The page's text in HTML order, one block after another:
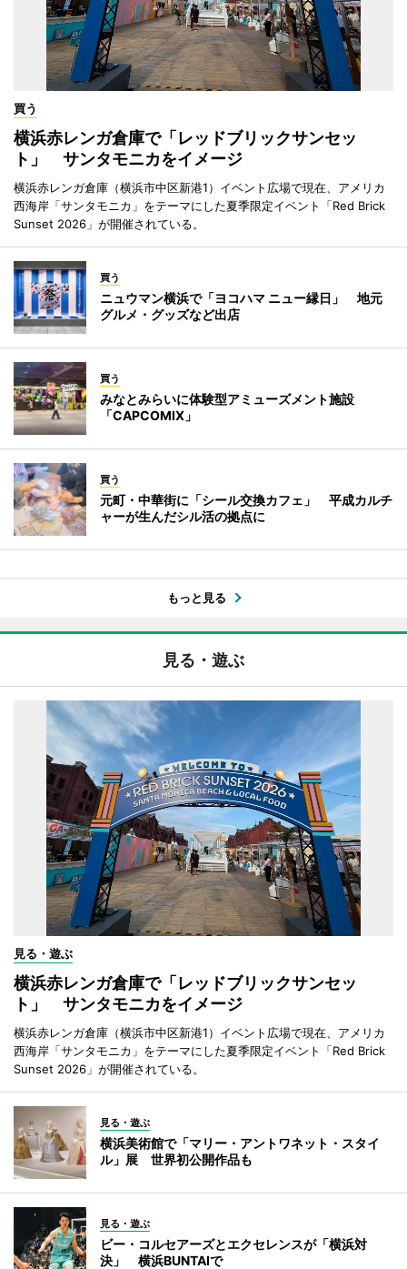
買う
横浜赤レンガ倉庫で「レッドブリックサンセッ
ト」 サンタモニカをイメージ
横浜赤レンガ倉庫（横浜市中区新港1）イベント広場で現在、アメリカ
西海岸「サンタモニカ」をテーマにした夏季限定イベント「Red Brick
Sunset 2026」が開催されている。
買う
ニュウマン横浜で「ヨコハマ ニュー縁日」 地元
グルメ・グッズなど出店
買う
みなとみらいに体験型アミューズメント施設
「CAPCOMIX」
買う
元町・中華街に「シール交換カフェ」 平成カルチ
ャーが生んだシル活の拠点に
もっと見る
見る・遊ぶ
見る・遊ぶ
横浜赤レンガ倉庫で「レッドブリックサンセッ
ト」 サンタモニカをイメージ
横浜赤レンガ倉庫（横浜市中区新港1）イベント広場で現在、アメリカ
西海岸「サンタモニカ」をテーマにした夏季限定イベント「Red Brick
Sunset 2026」が開催されている。
見る・遊ぶ
横浜美術館で「マリー・アントワネット・スタイ
ル」展 世界初公開作品も
見る・遊ぶ
ビー・コルセアーズとエクセレンスが「横浜対
決」 横浜BUNTAIで